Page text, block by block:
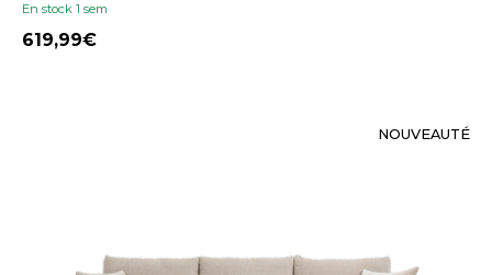
En stock 1 sem
619,99
NOUVEAUTÉ